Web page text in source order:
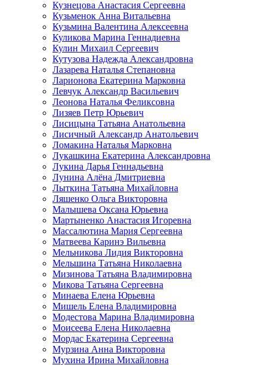
Кузнецова Анастасия Сергеевна
Кузьменок Анна Витальевна
Кузьмина Валентина Алексеевна
Куликова Марина Геннадиевна
Кулин Михаил Сергеевич
Кутузова Надежда Александровна
Лазарева Наталья Степановна
Ларионова Екатерина Марковна
Левчук Александр Васильевич
Леонова Наталья Феликсовна
Лизяев Петр Юрьевич
Лисицына Татьяна Анатольевна
Лисичный Александр Анатольевич
Ломакина Наталья Марковна
Лукашкина Екатерина Александровна
Лукина Дарья Геннадьевна
Лунина Алёна Дмитриевна
Лыткина Татьяна Михайловна
Ляшенко Ольга Викторовна
Малышева Оксана Юрьевна
Мартыненко Анастасия Игоревна
Массалютина Мария Сергеевна
Матвеева Каринэ Вильевна
Мельникова Лидия Викторовна
Мельшина Татьяна Николаевна
Мизинова Татьяна Владимировна
Микова Татьяна Сергеевна
Минаева Елена Юрьевна
Мишель Елена Владимировна
Модестова Марина Владимировна
Моисеева Елена Николаевна
Мордас Екатерина Сергеевна
Мурзина Анна Викторовна
Мухина Ирина Михайловна